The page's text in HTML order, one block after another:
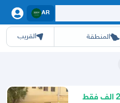
AR
المنطقة القريب وظائفالعابتدريب برمجةالحدائق المدينةالطايف حائلأبهاعسيرالباحة
النترا 2022 فل كامل ماشيه 24 الف فقط